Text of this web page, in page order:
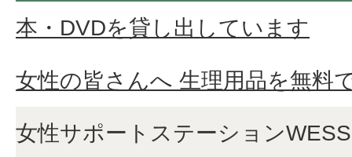
本・DVDを貸し出しています
女性の皆さんへ 生理用品を無料
女性サポートステーション